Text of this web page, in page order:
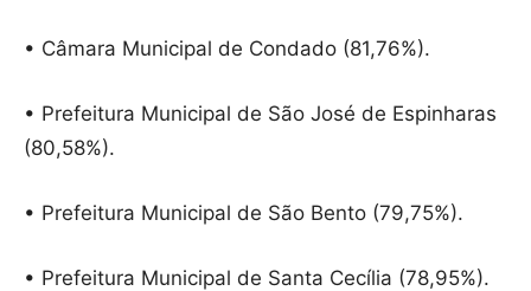
• Câmara Municipal de Condado (81,76%).
• Prefeitura Municipal de São José de Espinharas
(80,58%).
• Prefeitura Municipal de São Bento (79,75%).
• Prefeitura Municipal de Santa Cecília (78,95%).